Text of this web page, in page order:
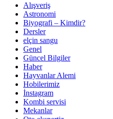
Alışveriş
Astronomi
Biyografi – Kimdir?
Dersler
elçin sangu
Genel
Güncel Bilgiler
Haber
Hayvanlar Alemi
Hobilerimiz
İnstagram
Kombi servisi
Mekanlar